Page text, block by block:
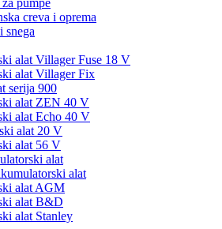
pumpe
creva i oprema
snega
alat Villager Fuse 18 V
alat Villager Fix
serija 900
alat ZEN 40 V
alat Echo 40 V
alat 20 V
alat 56 V
alat
alat
alat AGM
alat B&D
alat Stanley